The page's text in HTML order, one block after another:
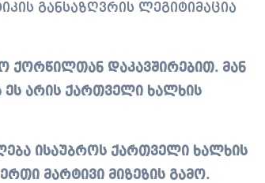
განსაზღვრის ლეგიტიმაცია
ქორწილთან დაკავშირებით. მან
არის ქართველი ხალხის
ისაუბროს ქართველი ხალხის
მარტივი მიზეზის გამო.